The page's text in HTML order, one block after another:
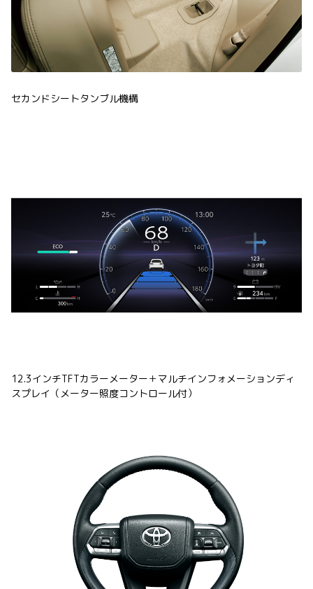
セカンドシートタンブル機構
12.3インチTFTカラーメーター＋マルチインフォメーションディ
スプレイ（メーター照度コントロール付）